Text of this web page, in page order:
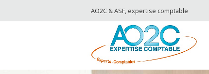
AO2C & ASF, expertise comptable